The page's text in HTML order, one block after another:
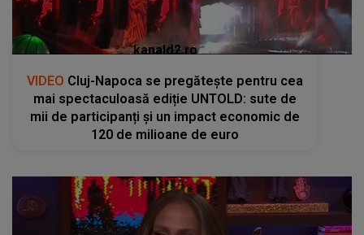
kanald2.ro
VIDEO Cluj-Napoca se pregătește pentru cea
mai spectaculoasă ediție UNTOLD: sute de
mii de participanți și un impact economic de
120 de milioane de euro